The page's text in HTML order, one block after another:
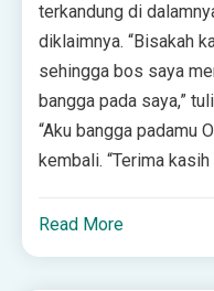
terkandung di
diklaimnya. “Bisakah
sehingga bos saya
bangga pada saya,”
“Aku bangga padamu
kembali. “Terima kasih
Read More